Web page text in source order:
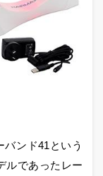
ンド41という
ルであったレー